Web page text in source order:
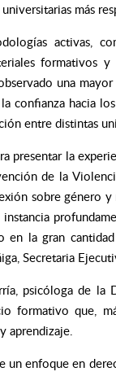
más
activas,
formativos
una
confianza hacia
entre distintas
presentar la
de la
sobre género
en la gran
Secretaria
psicóloga de
formativo que,
aprendizaje.
un enfoque en